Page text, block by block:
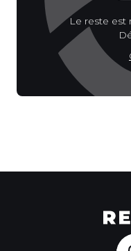
Le reste est